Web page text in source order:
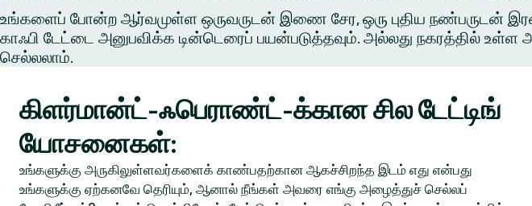
உங்களைப் போன்ற ஆர்வமுள்ள ஒருவருடன் இணை சேர, ஒரு புதிய நண்பருடன் இரவு
காஃபி டேட்டை அனுபவிக்க டின்டெரைப் பயன்படுத்தவும். அல்லது நகரத்தில்
செல்லலாம்.
கிளர்மான்ட்-ஃபெராண்ட்-க்கான சில டேட்டிங்
யோசனைகள்:
உங்களுக்கு அருகிலுள்ளவர்களைக் காண்பதற்கான ஆகச்சிறந்த இடம் எது என்பது
உங்களுக்கு ஏற்கனவே தெரியும், ஆனால் நீங்கள் அவரை எங்கு அழைத்துச் செல்லப்